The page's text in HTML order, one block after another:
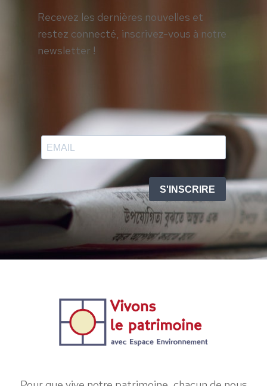
Recevez les dernières nouvelles et
restez connecté, inscrivez-vous à notre
newsletter !
S'INSCRIRE